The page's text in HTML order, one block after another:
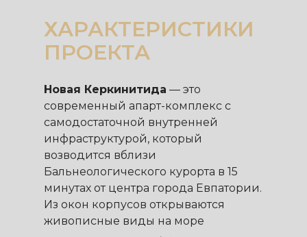
ХАРАКТЕРИСТИКИ
ПРОЕКТА
Новая Керкинитида — это
современный апарт-комплекс с
самодостаточной внутренней
инфраструктурой, который
возводится вблизи
Бальнеологического курорта в 15
минутах от центра города Евпатории.
Из окон корпусов открываются
живописные виды на море